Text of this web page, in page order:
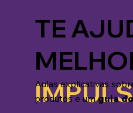
TE
Aulas explicativas
produtos e umguia